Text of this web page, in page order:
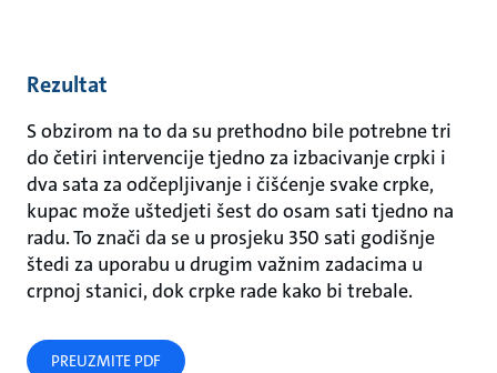
Rezultat
S obzirom na to da su prethodno bile potrebne tri
do četiri intervencije tjedno za izbacivanje crpki i
dva sata za odčepljivanje i čišćenje svake crpke,
kupac može uštedjeti šest do osam sati tjedno na
radu. To znači da se u prosjeku 350 sati godišnje
štedi za uporabu u drugim važnim zadacima u
crpnoj stanici, dok crpke rade kako bi trebale.
PREUZMITE PDF